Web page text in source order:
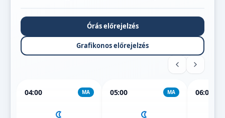
Órás előrejelzés
Grafikonos előrejelzés
04:00 MA 05:00 MA 06:00